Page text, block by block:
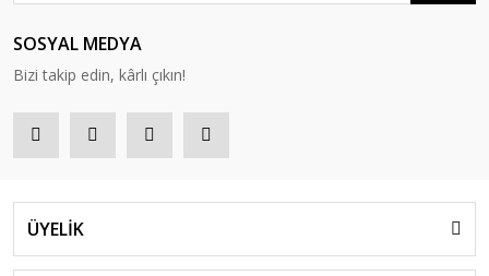
SOSYAL MEDYA
Bizi takip edin, kârlı çıkın!
ÜYELİK